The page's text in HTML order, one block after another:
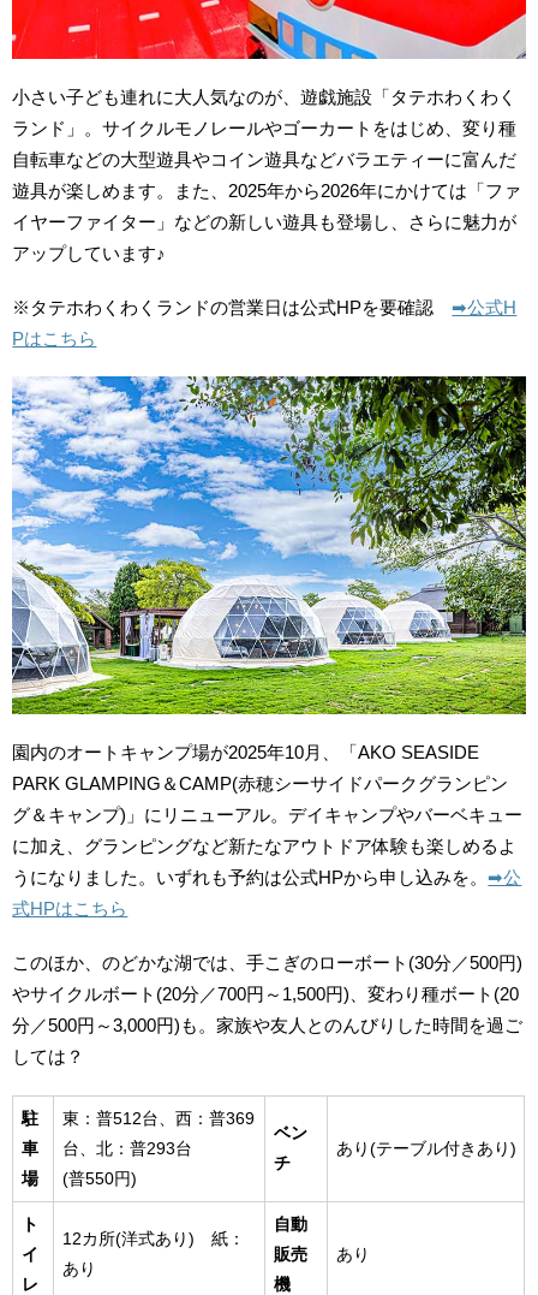
小さい子ども連れに大人気なのが、遊戯施設「タテホわくわく
ランド」。サイクルモノレールやゴーカートをはじめ、変り種
自転車などの大型遊具やコイン遊具などバラエティーに富んだ
遊具が楽しめます。また、2025年から2026年にかけては「ファ
イヤーファイター」などの新しい遊具も登場し、さらに魅力が
アップしています♪
※タテホわくわくランドの営業日は公式HPを要確認➡︎公式H
Pはこちら
園内のオートキャンプ場が2025年10月、「AKO SEASIDE
PARK GLAMPING＆CAMP(赤穂シーサイドパークグランピン
グ＆キャンプ)」にリニューアル。デイキャンプやバーベキュー
に加え、グランピングなど新たなアウトドア体験も楽しめるよ
うになりました。いずれも予約は公式HPから申し込みを。➡︎公
式HPはこちら
このほか、のどかな湖では、手こぎのローボート(30分／500円)
やサイクルボート(20分／700円～1,500円)、変わり種ボート(20
分／500円～3,000円)も。家族や友人とのんびりした時間を過ご
しては？
駐
車
場
東：普512台、西：普369
台、北：普293台
(普550円)
ベン
チ
あり(テーブル付きあり)
ト
イ
レ
12カ所(洋式あり) 紙：
あり
自動
販売
機
あり